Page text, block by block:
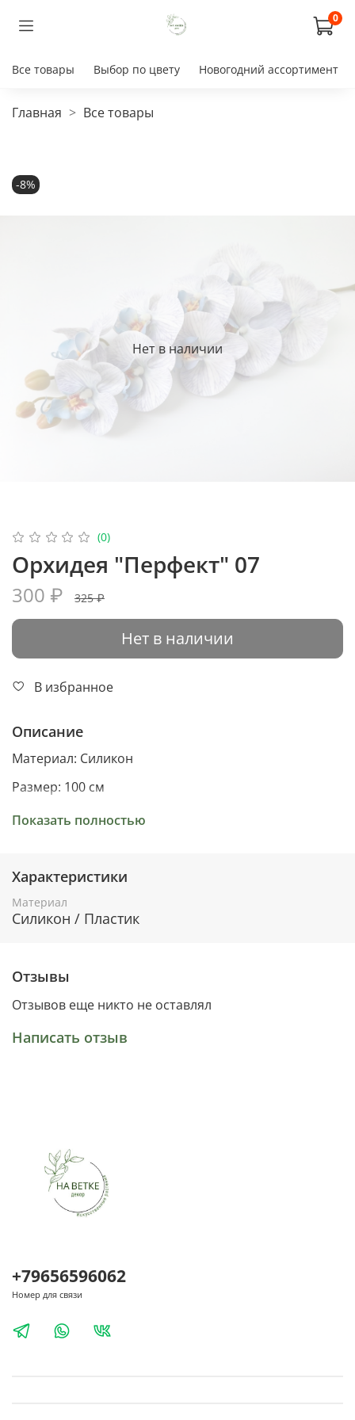
0
Все товары Выбор по цвету Новогодний ассортимент
Главная Все товары
Нет в наличии
-8%
(0)
Орхидея "Перфект" 07
300 ₽ 325 ₽
Нет в наличии
В избранное
Описание
Материал: Силикон
Размер: 100 см
9 соцветий
Показать полностью
Характеристики
Материал
Силикон / Пластик
Отзывы
Отзывов еще никто не оставлял
Написать отзыв
+79656596062
Номер для связи